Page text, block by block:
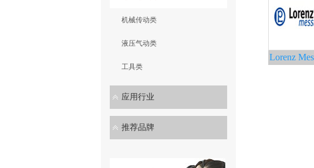
机械传动类
液压气动类
工具类
应用行业
推荐品牌